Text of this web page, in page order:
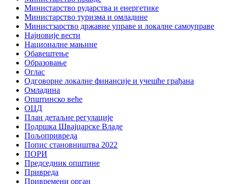
Министарство рударства и енергетике
Министарство туризма и омладине
Министзарство државне управе и локалне самоуправе
Најновије вести
Националне мањине
Обавештење
Образовање
Оглас
Одговорне локалне финансије и учешће грађана
Омладина
Општинско веће
ОЦД
План детаљне регулације
Подршка Швајцарске Владе
Пољопривреда
Попис становништва 2022
ПОРИ
Председник општине
Привреда
Привремени орган